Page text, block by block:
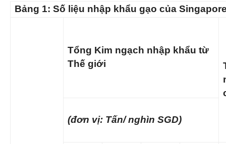
Bảng 1: Số liệu nhập khẩu gạo của
Tổng Kim ngạch nhập khẩu từ
Thế giới
(đơn vị: Tấn/ nghìn SGD)